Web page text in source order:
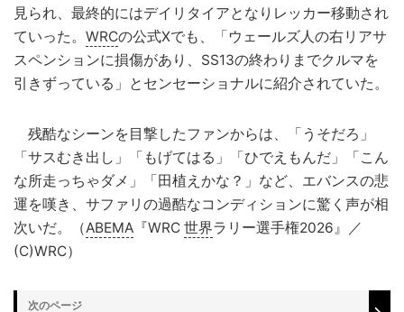
見られ、最終的にはデイリタイアとなりレッカー移動され
ていった。 WRCの公式Xでも、「ウェールズ人の右リアサ
スペンションに損傷があり、SS13の終わりまでクルマを
引きずっている」とセンセーショナルに紹介されていた。
残酷なシーンを目撃したファンからは、「うそだろ」
「サスむき出し」「もげてはる」「ひでえもんだ」「こん
な所走っちゃダメ」「田植えかな？」など、エバンスの悲
運を嘆き、サファリの過酷なコンディションに驚く声が相
次いだ。（ABEMA 『WRC 世界ラリー選手権2026』／
(C)WRC）